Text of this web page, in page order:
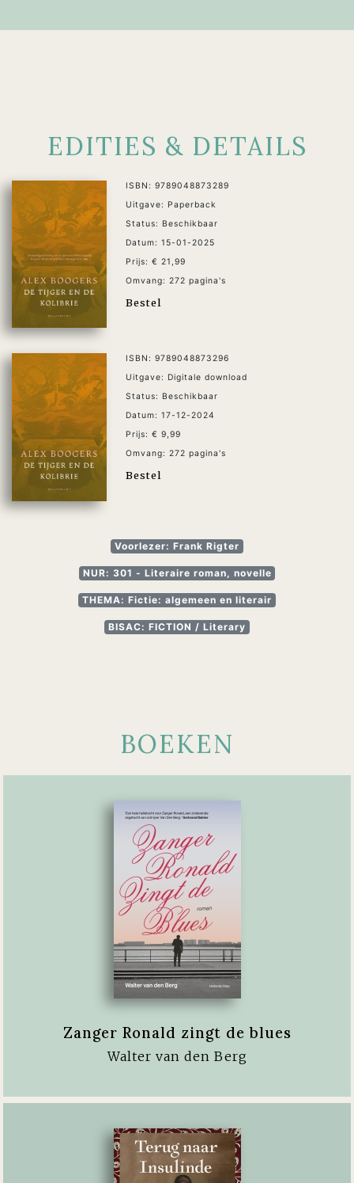
EDITIES & DETAILS
ISBN: 9789048873289
Uitgave: Paperback
Status: Beschikbaar
Datum: 15-01-2025
Prijs: € 21,99
Omvang: 272 pagina's
Bestel
ISBN: 9789048873296
Uitgave: Digitale download
Status: Beschikbaar
Datum: 17-12-2024
Prijs: € 9,99
Omvang: 272 pagina's
Bestel
Voorlezer: Frank Rigter
NUR: 301 - Literaire roman, novelle
THEMA: Fictie: algemeen en literair
BISAC: FICTION / Literary
BOEKEN
Zanger Ronald zingt de blues
Walter van den Berg